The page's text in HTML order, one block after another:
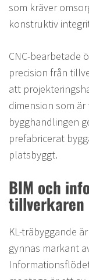
som kräver
konstruktiv
CNC-bearbetade
precision från
att
dimension som
bygghandlingen
prefabricerat
platsbyggt.
BIM och
tillverkaren
KL-träbyggande
gynnas markant